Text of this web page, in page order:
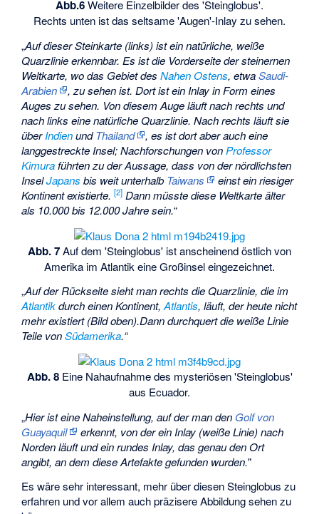
Abb.6Weitere Einzelbilder des 'Steinglobus'.
Rechts unten ist das seltsame 'Augen'-Inlay zu sehen.
„Auf dieser Steinkarte (links) ist ein natürliche, weiße
Quarzlinie erkennbar. Es ist die Vorderseite der steinernen
Weltkarte, wo das Gebiet desNahen Ostens, etwaSaudi-
Arabien
, zu sehen ist. Dort ist ein Inlay in Form eines
Auges zu sehen. Von diesem Auge läuft nach rechts und
nach links eine natürliche Quarzlinie. Nach rechts läuft sie
überIndienundThailand
, es ist dort aber auch eine
langgestreckte Insel; Nachforschungen von Professor
Kimuraführten zu der Aussage, dass von der nördlichsten
InselJapans bis weit unterhalb Taiwans
einst ein riesiger
Kontinent existierte. [2] Dann müsste diese Weltkarte älter
als 10.000 bis 12.000 Jahre sein.“
Abb. 7Auf dem 'Steinglobus' ist anscheinend östlich von
Amerika im Atlantik eine Großinsel eingezeichnet.
„Auf der Rückseite sieht man rechts die Quarzlinie, die im
Atlantikdurch einen Kontinent,Atlantis, läuft, der heute nicht
mehr existiert (Bild oben).Dann durchquert die weiße Linie
Teile vonSüdamerika.“
Abb. 8Eine Nahaufnahme des mysteriösen 'Steinglobus'
aus Ecuador.
„Hier ist eine Naheinstellung, auf der man den Golf von
Guayaquil
erkennt, von der ein Inlay (weiße Linie) nach
Norden läuft und ein rundes Inlay, das genau den Ort
angibt, an dem diese Artefakte gefunden wurden."
Es wäre sehr interessant, mehr über diesen Steinglobus zu
erfahren und vor allem auch präzisere Abbildung sehen zu